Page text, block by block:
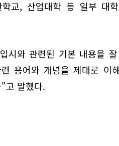
교, 산업대학 등 일부 대
시와 관련된 기본 내용을
용어와 개념을 제대로 이
고 말했다.